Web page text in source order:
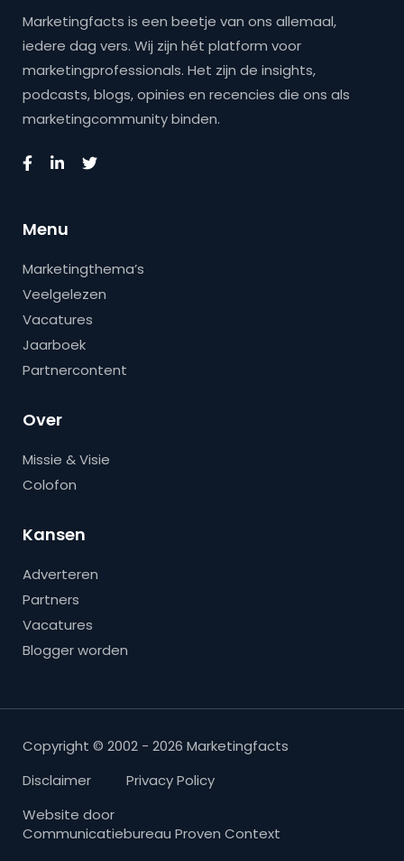
Marketingfacts is een beetje van ons allemaal,
iedere dag vers. Wij zijn hét platform voor
marketingprofessionals. Het zijn de insights,
podcasts, blogs, opinies en recencies die ons als
marketingcommunity binden.
Menu
Marketingthema’s
Veelgelezen
Vacatures
Jaarboek
Partnercontent
Over
Missie & Visie
Colofon
Kansen
Adverteren
Partners
Vacatures
Blogger worden
Copyright © 2002 - 2026 Marketingfacts
Disclaimer
Privacy Policy
Website door
Communicatiebureau Proven Context